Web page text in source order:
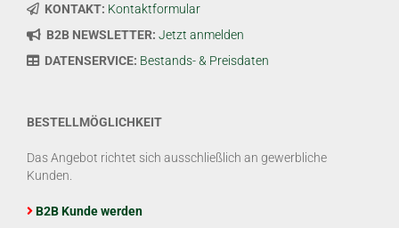
KONTAKT: Kontaktformular
B2B NEWSLETTER: Jetzt anmelden
DATENSERVICE: Bestands- & Preisdaten
BESTELLMÖGLICHKEIT
Das Angebot richtet sich ausschließlich an gewerbliche
Kunden.
B2B Kunde werden